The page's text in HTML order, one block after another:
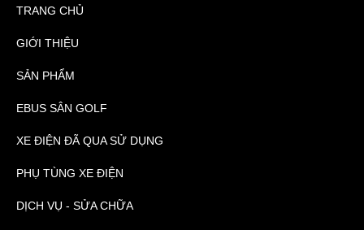
TRANG CHỦ
GIỚI THIỆU
SẢN PHẨM
EBUS SÂN GOLF
XE ĐIỆN ĐÃ QUA SỬ DỤNG
PHỤ TÙNG XE ĐIỆN
DỊCH VỤ - SỬA CHỮA